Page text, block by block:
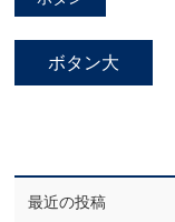
ボタン大
最近の投稿